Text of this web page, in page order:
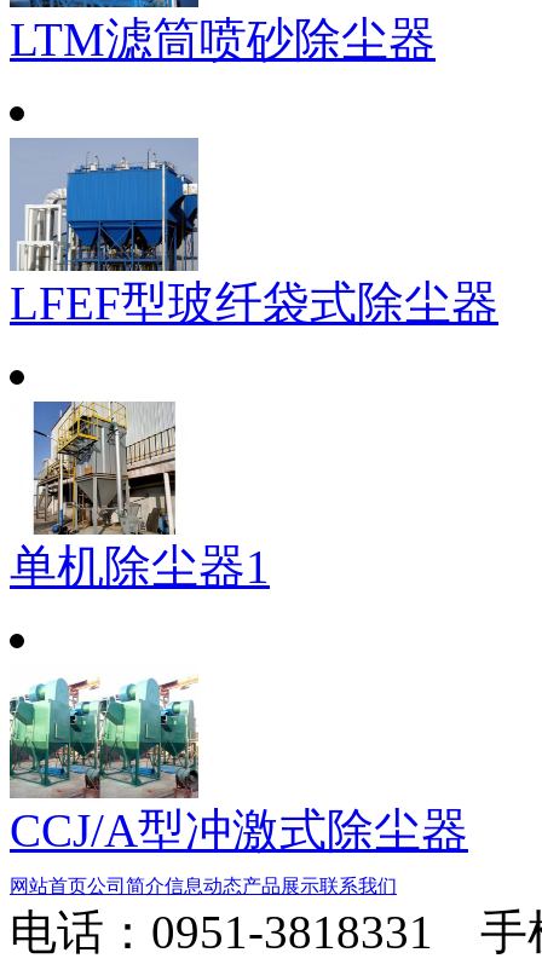
LTM滤筒喷砂除尘器
LFEF型玻纤袋式除尘器
单机除尘器1
CCJ/A型冲激式除尘器
网站首页公司简介信息动态产品展示联系我们
电话：0951-3818331 手